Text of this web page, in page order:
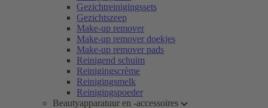
Gezichtreinigingssets
Gezichtszeep
Make-up remover
Make-up remover doekjes
Make-up remover pads
Reinigend schuim
Reinigingscrème
Reinigingsmelk
Reinigingspoeder
Beautyapparatuur en -accessoires